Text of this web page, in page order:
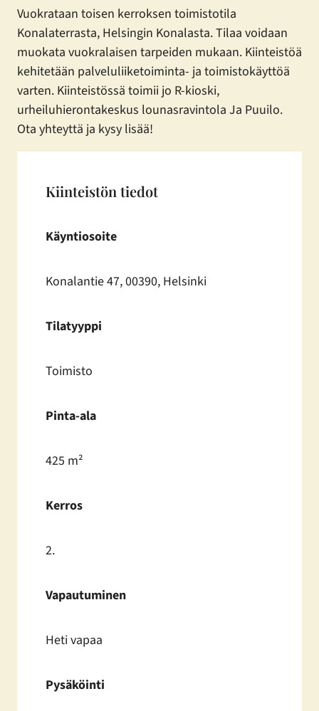
Vuokrataan toisen kerroksen toimistotila
Konalaterrasta, Helsingin Konalasta. Tilaa voidaan
muokata vuokralaisen tarpeiden mukaan. Kiinteistöä
kehitetään palveluliiketoiminta- ja toimistokäyttöä
varten. Kiinteistössä toimii jo R-kioski,
urheiluhierontakeskus lounasravintola Ja Puuilo.
Ota yhteyttä ja kysy lisää!
Kiinteistön tiedot
Käyntiosoite
Konalantie 47, 00390, Helsinki
Tilatyyppi
Toimisto
Pinta-ala
425 m²
Kerros
2.
Vapautuminen
Heti vapaa
Pysäköinti